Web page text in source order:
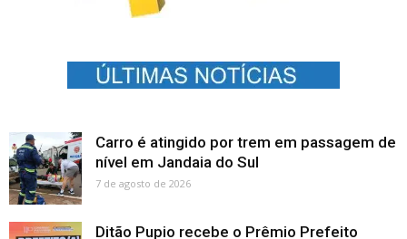
Carro é atingido por trem em passagem de
nível em Jandaia do Sul
7 de agosto de 2026
Ditão Pupio recebe o Prêmio Prefeito